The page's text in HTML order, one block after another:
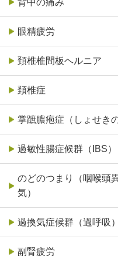
眼精疲労
頚椎椎間板ヘルニア
頚椎症
掌蹠膿疱症（しょせき
過敏性腸症候群（IBS）
のどのつまり（咽喉頭
気）
過換気症候群（過呼吸）
副腎疲労